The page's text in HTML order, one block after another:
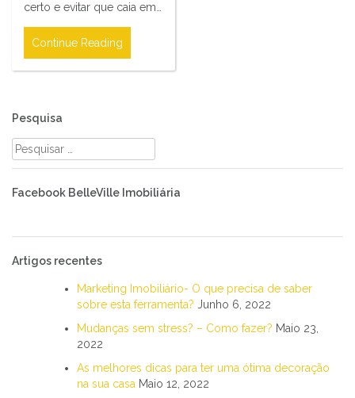
certo e evitar que caia em…
Continue Reading
Pesquisa
Pesquisar
por:
Facebook BelleVille Imobiliária
Artigos recentes
Marketing Imobiliário- O que precisa de saber
sobre esta ferramenta? Junho 6, 2022
Mudanças sem stress? – Como fazer? Maio 23,
2022
As melhores dicas para ter uma ótima decoração
na sua casa Maio 12, 2022